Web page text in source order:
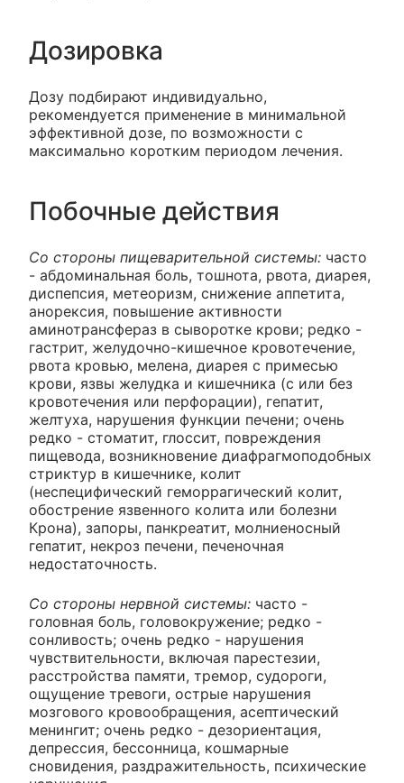
Дозировка
Дозу подбирают индивидуально,
рекомендуется применение в минимальной
эффективной дозе, по возможности с
максимально коротким периодом лечения.
Побочные действия
Со стороны пищеварительной системы: часто
- абдоминальная боль, тошнота, рвота, диарея,
диспепсия, метеоризм, снижение аппетита,
анорексия, повышение активности
аминотрансфераз в сыворотке крови; редко -
гастрит, желудочно-кишечное кровотечение,
рвота кровью, мелена, диарея с примесью
крови, язвы желудка и кишечника (с или без
кровотечения или перфорации), гепатит,
желтуха, нарушения функции печени; очень
редко - стоматит, глоссит, повреждения
пищевода, возникновение диафрагмоподобных
стриктур в кишечнике, колит
(неспецифический геморрагический колит,
обострение язвенного колита или болезни
Крона), запоры, панкреатит, молниеносный
гепатит, некроз печени, печеночная
недостаточность.
Со стороны нервной системы: часто -
головная боль, головокружение; редко -
сонливость; очень редко - нарушения
чувствительности, включая парестезии,
расстройства памяти, тремор, судороги,
ощущение тревоги, острые нарушения
мозгового кровообращения, асептический
менингит; очень редко - дезориентация,
депрессия, бессонница, кошмарные
сновидения, раздражительность, психические